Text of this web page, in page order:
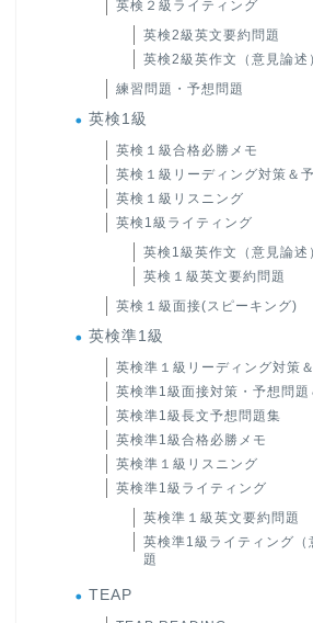
英検２級ライティング
英検2級英文要約問題
英検2級英作文（意見論述
練習問題・予想問題
英検1級
英検１級合格必勝メモ
英検１級リーディング対策＆
英検１級リスニング
英検1級ライティング
英検1級英作文（意見論述
英検１級英文要約問題
英検１級面接(スピーキング)
英検準1級
英検準１級リーディング対策
英検準1級面接対策・予想問題
英検準1級長文予想問題集
英検準1級合格必勝メモ
英検準１級リスニング
英検準1級ライティング
英検準１級英文要約問題
英検準1級ライティング（
題
TEAP